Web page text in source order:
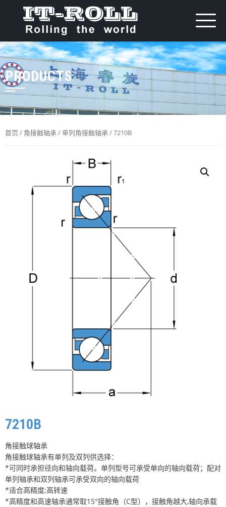
PRODUCTS
首页 / 角接触轴承/单列角接触轴承/ 7210B
7210B
角接触球轴承
角接触球轴承有单列及双列供选择：
*可同时承担径向和轴向载荷。单列型号可承受单向的轴向载荷；配对
单列轴承和双列轴承可承受双向的轴向载荷
*适合高精度;高转速
*高精度和高速轴承通常取15°接触角（C型），接触角越大,轴向承载